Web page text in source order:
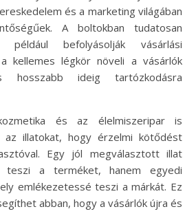
és a marketing világában
A boltokban tudatosan
például befolyásolják vásárlási
kellemes légkör növeli a vásárlók
hosszabb ideig tartózkodásra
és az élelmiszeripar is
az illatokat, hogy érzelmi kötődést
Egy jól megválasztott illat
teszi a terméket, hanem egyedi
emlékezetessé teszi a márkát. Ez
abban, hogy a vásárlók újra és